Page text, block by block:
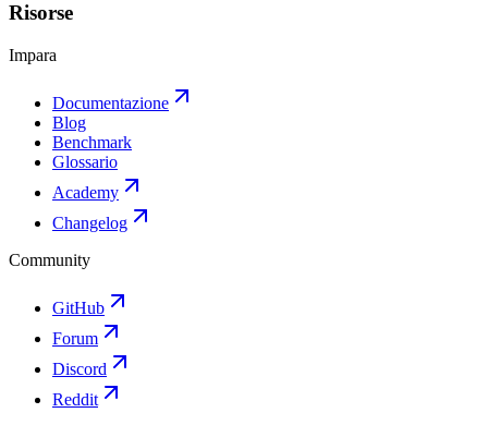
Risorse
Impara
Documentazione
Blog
Benchmark
Glossario
Academy
Changelog
Community
GitHub
Forum
Discord
Reddit